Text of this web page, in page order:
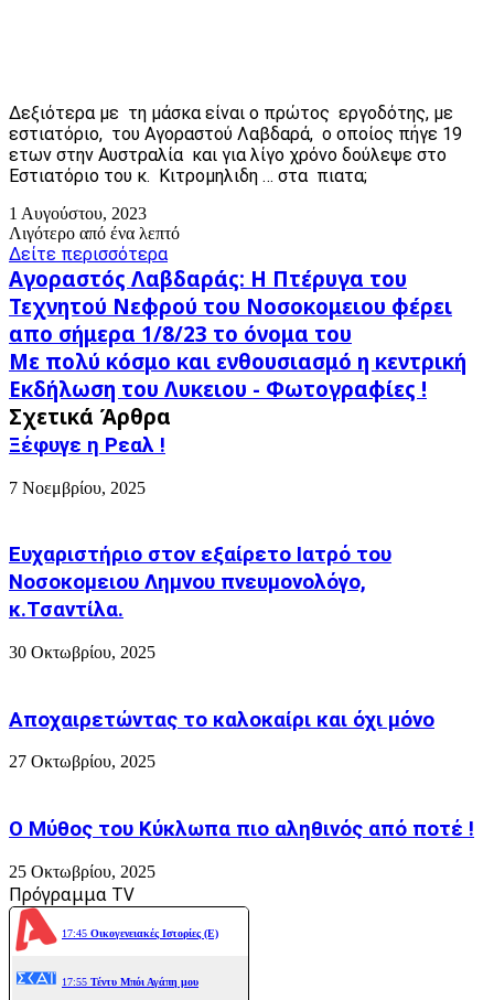
Δεξιότερα με τη μάσκα είναι ο πρώτος εργοδότης, με
εστιατόριο, του Αγοραστού Λαβδαρά, ο οποίος πήγε 19
ετων στην Αυστραλία και για λίγο χρόνο δούλεψε στο
Εστιατόριο του κ. Κιτρομηλιδη … στα πιατα;
1 Αυγούστου, 2023
Λιγότερο από ένα λεπτό
Δείτε περισσότερα
Αγοραστός
Λαβδαράς:
Η
Πτέρυγα
του
Τεχνητού
Νεφρού
του
Νοσοκομειου
φέρει
απο
σήμερα
το
όνομα
του
Αγοραστός Λαβδαράς: Η Πτέρυγα του
Τεχνητού Νεφρού του Νοσοκομειου φέρει
απο σήμερα 1/8/23 το όνομα του
Με
πολύ
κόσμο
και
ενθουσιασμό
η
κεντρική
Εκδήλωση
Λυκειου
-
Φωτογραφίες
!
Με πολύ κόσμο και ενθουσιασμό η κεντρική
Εκδήλωση του Λυκειου - Φωτογραφίες !
Σχετικά Άρθρα
Ξέφυγε η Ρεαλ !
7 Νοεμβρίου, 2025
Ευχαριστήριο στον εξαίρετο Ιατρό του
Νοσοκομειου Λημνου πνευμονολόγο,
κ.Τσαντίλα.
30 Οκτωβρίου, 2025
Αποχαιρετώντας το καλοκαίρι και όχι μόνο
27 Οκτωβρίου, 2025
Ο Μύθος του Κύκλωπα πιο αληθινός από ποτέ !
25 Οκτωβρίου, 2025
Πρόγραμμα TV